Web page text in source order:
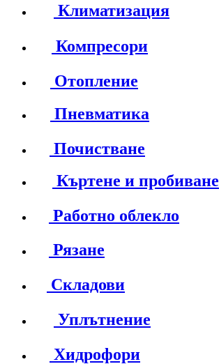
Климатизация
Компресори
Отопление
Пневматика
Почистване
Къртене и пробиване
Работно облекло
Рязане
Складови
Уплътнение
Хидрофори